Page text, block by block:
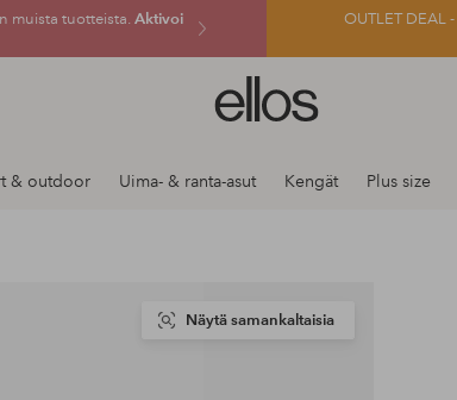
muista tuotteista. Aktivoi
OUTLET DEAL -
Ellos-
logo
siirry
& outdoor Uima- & ranta-asut Kengät Plus size
Näytä samankaltaisia